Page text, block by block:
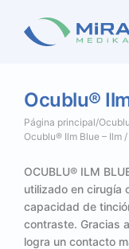
Ocublu®
Página principal/
Ocublu® Ilm Blue – Ilm
OCUBLU® ILM
utilizado en cirugía
capacidad de
contraste. Gracias
logra un contacto